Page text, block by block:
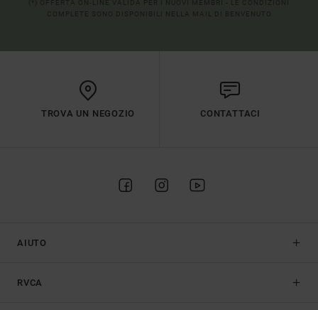
TROVA UN NEGOZIO CONTATTACI
AIUTO
RVCA